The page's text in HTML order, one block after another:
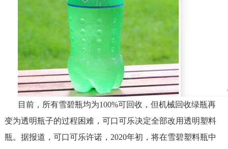
目前，所有雪碧瓶均为100%可回收，但机械回收绿瓶再
变为透明瓶子的过程困难，可口可乐决定全部改用透明塑料
瓶。据报道，可口可乐许诺，2020年初，将在雪碧塑料瓶中